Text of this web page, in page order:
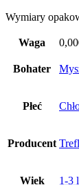
Wymiary
Waga
Bohater
Płeć
Producent Trefl
Wiek 1-3